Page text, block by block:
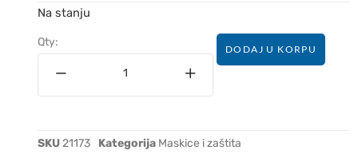
Na stanju
Qty:
DODAJ U KORPU
SKU21173 Kategorija Maskice i zaštita